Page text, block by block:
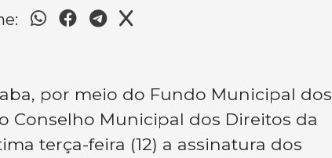
por meio do Fundo Municipal dos
Conselho Municipal dos Direitos da
terça-feira (12) a assinatura dos